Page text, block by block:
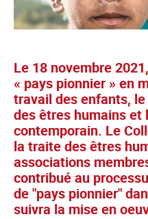
Le 18 novembre
« pays pionnier » en
travail des enfants,
des êtres humains et
contemporain. Le
la traite des êtres
associations
contribué au
de "pays pionnier"
suivra la mise en